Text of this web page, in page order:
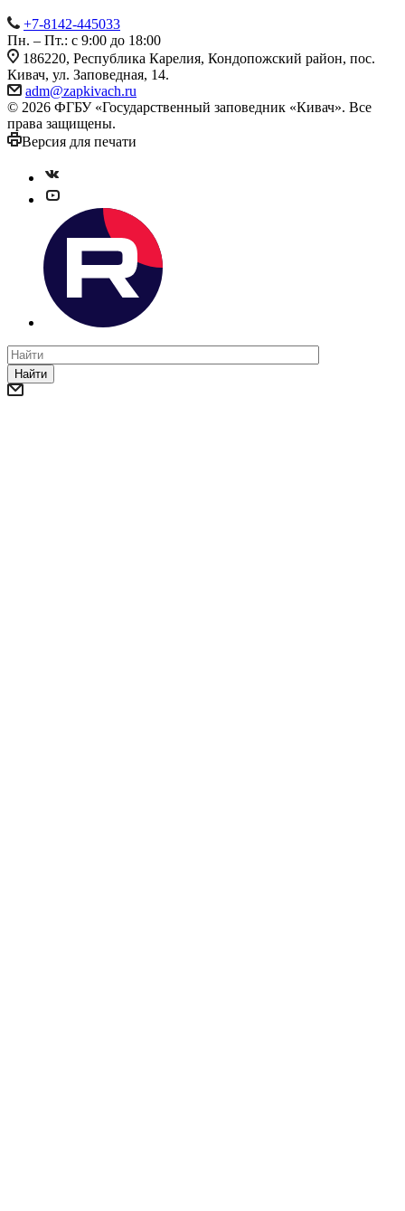
+7-8142-445033
Пн. – Пт.: с 9:00 до 18:00
186220, Республика Карелия, Кондопожский район, пос.
Кивач, ул. Заповедная, 14.
adm@zapkivach.ru
© 2026 ФГБУ «Государственный заповедник «Кивач». Все
права защищены.
Версия для печати
Найти